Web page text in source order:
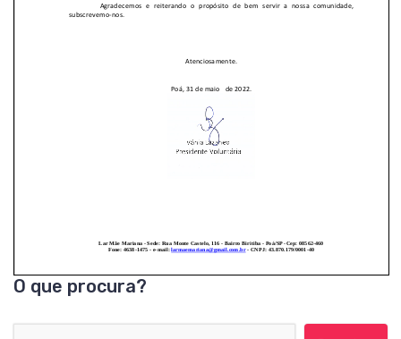
O que procura?